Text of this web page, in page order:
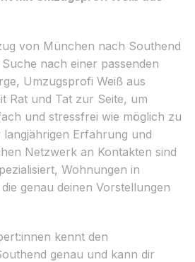
von München nach Southend
nach einer passenden
Umzugsprofi Weiß aus
Rat und Tat zur Seite, um
und stressfrei wie möglich zu
Erfahrung und
Netzwerk an Kontakten sind
Wohnungen in
genau deinen Vorstellungen
kennt den
genau und kann dir